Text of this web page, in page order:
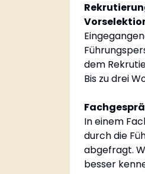
dem
Bis zu drei
In einem
durch die
abgefragt.
besser